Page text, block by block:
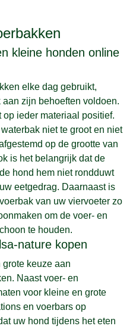
kleine honden online
elke dag gebruikt,
zijn behoeften voldoen.
ieder materiaal positief.
niet te groot en niet
op de grootte van
is het belangrijk dat de
hond hem niet rondduwt
eetgedrag. Daarnaast is
van uw viervoeter zo
om de voer- en
te houden.
nature kopen
grote keuze aan
Naast voer- en
voor kleine en grote
en voerbars op
uw hond tijdens het eten